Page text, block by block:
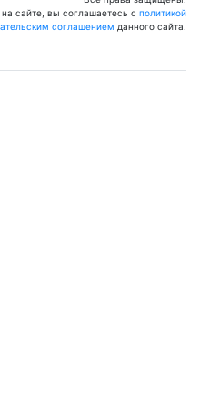
сайте, вы соглашаетесь с политикой
соглашением данного сайта.